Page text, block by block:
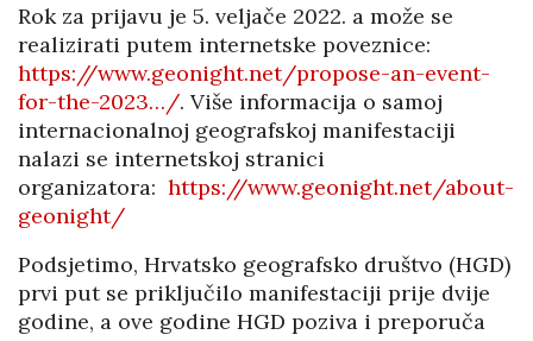
Rok za prijavu je 5. veljače 2022. a može se
realizirati putem internetske poveznice:
https://www.geonight.net/propose-an-event-
for-the-2023…/. Više informacija o samoj
internacionalnoj geografskoj manifestaciji
nalazi se internetskoj stranici
organizatora: https://www.geonight.net/about-
geonight/
Podsjetimo, Hrvatsko geografsko društvo (HGD)
prvi put se priključilo manifestaciji prije dvije
godine, a ove godine HGD poziva i preporuča